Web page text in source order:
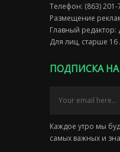
Телефон: (863) 201-
Размещение
Главный
Для лиц, старше 16
ПОДПИСКА
Каждое утро мы
самых важных и